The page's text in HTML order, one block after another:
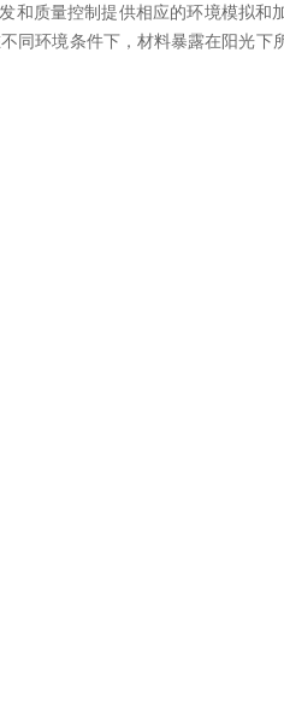
和质量控制提供相应的环境模拟和
同环境条件下，材料暴露在阳光下